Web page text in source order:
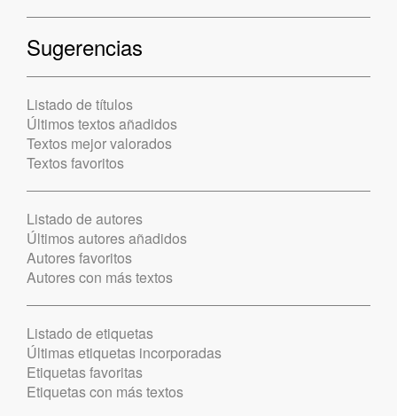
Sugerencias
Listado de títulos
Últimos textos añadidos
Textos mejor valorados
Textos favoritos
Listado de autores
Últimos autores añadidos
Autores favoritos
Autores con más textos
Listado de etiquetas
Últimas etiquetas incorporadas
Etiquetas favoritas
Etiquetas con más textos